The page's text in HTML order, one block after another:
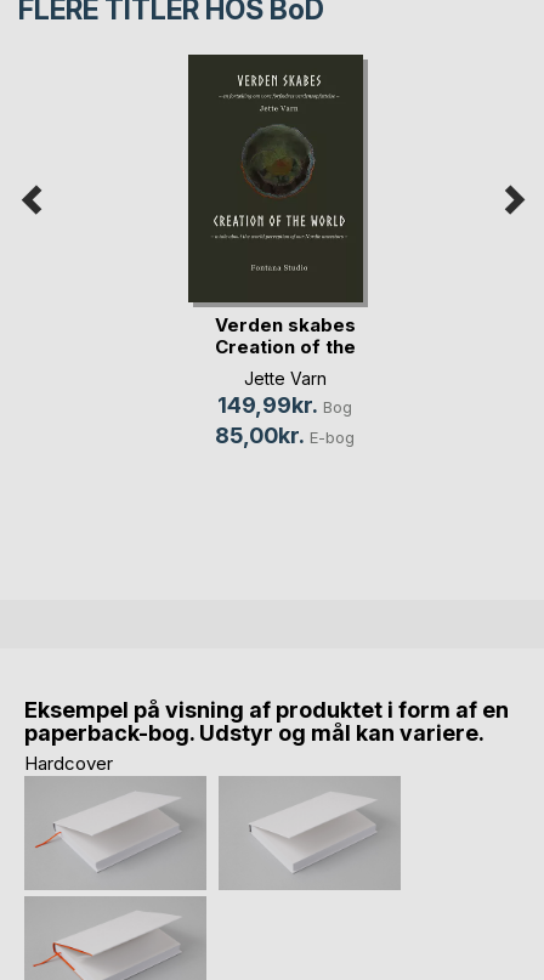
FLERE TITLER HOS BoD
Verden skabes
Creation of the
world
Jette Varn
149,99kr. Bog
85,00kr. E-bog
Eksempel på visning af produktet i form af en
paperback-bog. Udstyr og mål kan variere.
Hardcover